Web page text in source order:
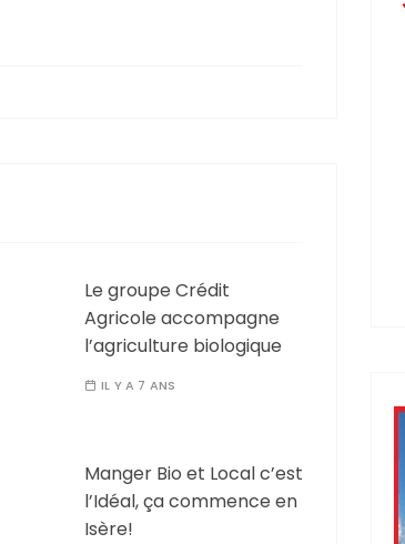
Le groupe Crédit
Agricole accompagne
l’agriculture biologique
IL Y A 7 ANS
Manger Bio et Local c’est
l’Idéal, ça commence en
Isère!